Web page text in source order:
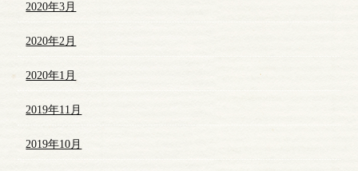
2020年3月
2020年2月
2020年1月
2019年11月
2019年10月